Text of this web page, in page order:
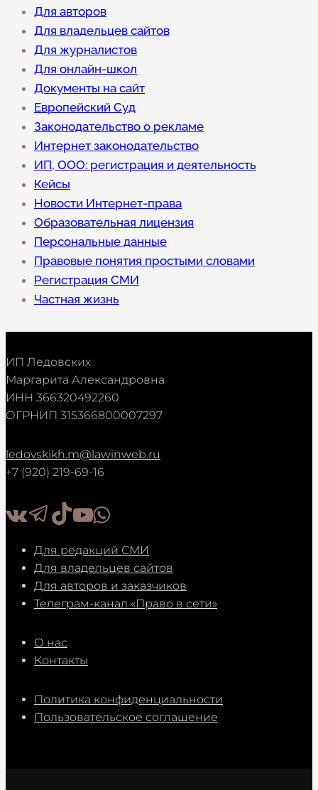
Для авторов
Для владельцев сайтов
Для журналистов
Для онлайн-школ
Документы на сайт
Европейский Суд
Законодательство о рекламе
Интернет законодательство
ИП, ООО: регистрация и деятельность
Кейсы
Новости Интернет-права
Образовательная лицензия
Персональные данные
Правовые понятия простыми словами
Регистрация СМИ
Частная жизнь
ИП Ледовских
Маргарита Александровна
ИНН 366320492260
ОГРНИП 315366800007297
ledovskikh.m@lawinweb.ru
+7 (920) 219-69-16
Для редакций СМИ
Для владельцев сайтов
Для авторов и заказчиков
Телеграм-канал «Право в сети»
О нас
Контакты
Политика конфиденциальности
Пользовательское соглашение